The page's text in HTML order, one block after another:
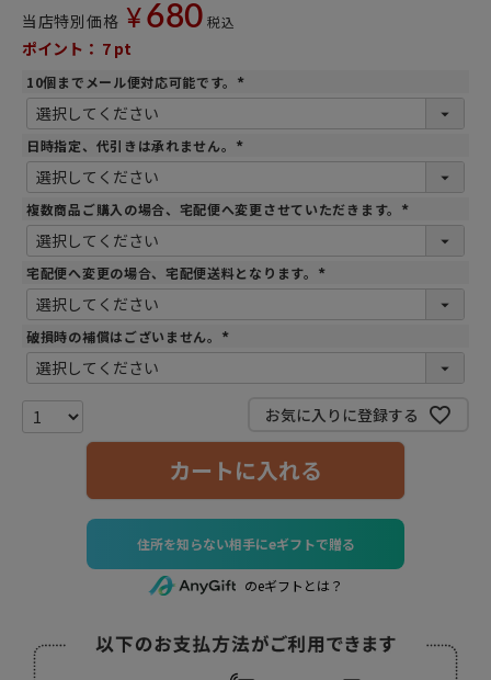
当店特別価格 ¥ 680 税込
ポイント： 7 pt
10個までメール便対応可能です。
(
)
日時指定、代引きは承れません。
(
)
複数商品ご購入の場合、宅配便へ変更させていただきます。
(
)
宅配便へ変更の場合、宅配便送料となります。
(
)
破損時の補償はございません。
(
)
お気に入りに登録する
カートに入れる
住所を知らない相手にeギフトで贈る
のeギフトとは？